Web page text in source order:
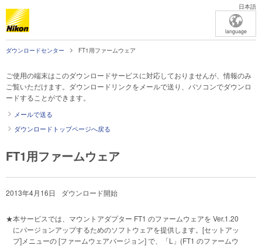
日本語
language
ダウンロードセンター FT1用ファームウェア
ご使用の端末はこのダウンロードサービスに対応しておりませんが、情報のみ
ご覧いただけます。ダウンロードリンクをメールで送り、パソコンでダウンロ
ードすることができます。
メールで送る
ダウンロードトップページへ戻る
FT1用ファームウェア
2013年4月16日 ダウンロード開始
★本サービスでは、マウントアダプター FT1 のファームウェアを Ver.1.20
にバージョンアップするためのソフトウェアを提供します。[セットアッ
プ]メニューの [ファームウェアバージョン] で、「L」(FT1 のファームウ